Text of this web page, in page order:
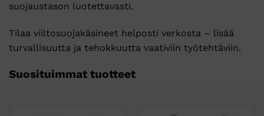
suojaustason luotettavasti.
Tilaa viiltosuojakäsineet helposti verkosta – lisää
turvallisuutta ja tehokkuutta vaativiin työtehtäviin.
Suosituimmat tuotteet